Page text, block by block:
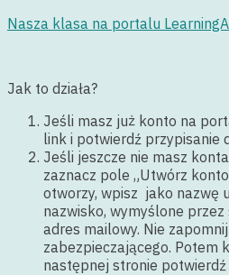
Nasza klasa na portalu
Jak to działa?
Jeśli masz już konto na
link i potwierdź przypisanie
Jeśli jeszcze nie masz
zaznacz pole „Utwórz
otworzy, wpisz jako nazwę
nazwisko, wymyślone przez
adres mailowy. Nie
zabezpieczającego. Potem
następnej stronie